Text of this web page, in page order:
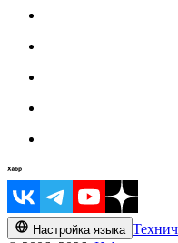
Настройка языка